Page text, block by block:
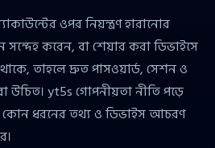
ওপর নিয়ন্ত্রণ হারানোর
করেন, বা শেয়ার করা ডিভাইসে
তাহলে দ্রুত পাসওয়ার্ড, সেশন ও
উচিত। yt5s গোপনীয়তা নীতি পড়ে
কোন ধরনের তথ্য ও ডিভাইস আচরণ